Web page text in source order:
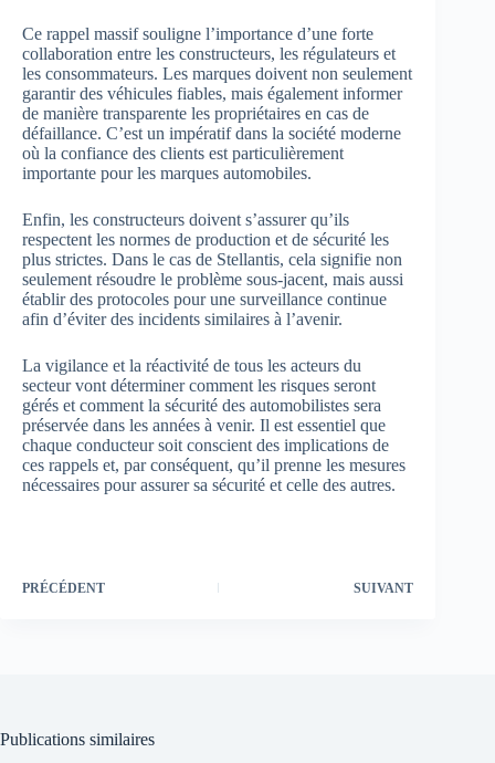
Ce rappel massif souligne l’importance d’une forte
collaboration entre les constructeurs, les régulateurs et
les consommateurs. Les marques doivent non seulement
garantir des véhicules fiables, mais également informer
de manière transparente les propriétaires en cas de
défaillance. C’est un impératif dans la société moderne
où la confiance des clients est particulièrement
importante pour les marques automobiles.
Enfin, les constructeurs doivent s’assurer qu’ils
respectent les normes de production et de sécurité les
plus strictes. Dans le cas de Stellantis, cela signifie non
seulement résoudre le problème sous-jacent, mais aussi
établir des protocoles pour une surveillance continue
afin d’éviter des incidents similaires à l’avenir.
La vigilance et la réactivité de tous les acteurs du
secteur vont déterminer comment les risques seront
gérés et comment la sécurité des automobilistes sera
préservée dans les années à venir. Il est essentiel que
chaque conducteur soit conscient des implications de
ces rappels et, par conséquent, qu’il prenne les mesures
nécessaires pour assurer sa sécurité et celle des autres.
PRÉCÉDENT SUIVANT
Publications similaires